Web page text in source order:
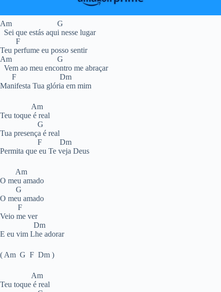
Am G
Sei que estás aqui nesse lugar
F
Teu perfume eu posso sentir
Am G
Vem ao meu encontro me abraçar
F Dm
Manifesta Tua glória em mim
Am
Teu toque é real
G
Tua presença é real
F Dm
Permita que eu Te veja Deus
Am
O meu amado
G
O meu amado
F
Veio me ver
Dm
E eu vim Lhe adorar
( Am G F Dm )
Am
Teu toque é real